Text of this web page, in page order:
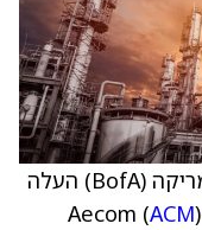
האנליסט מייקל פניגר מבנק אוף אמריקה (BofA) העלה
ACM)